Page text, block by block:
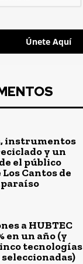
Únete Aquí
instrumentos
y un
el público
Cantos de
a HUBTEC
en un año (y
tecnologías